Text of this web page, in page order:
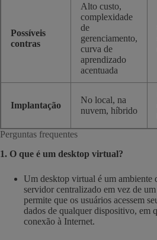
Possíveis
contras
Alto custo,
complexidade
de
gerenciamento,
curva de
aprendizado
acentuada
Implantação
No local, na
nuvem, híbrido
Perguntas frequentes
1. O que é um desktop virtual?
Um desktop virtual é um ambiente
servidor centralizado em vez de
permite que os usuários acessem
dados de qualquer dispositivo, em
conexão à Internet.